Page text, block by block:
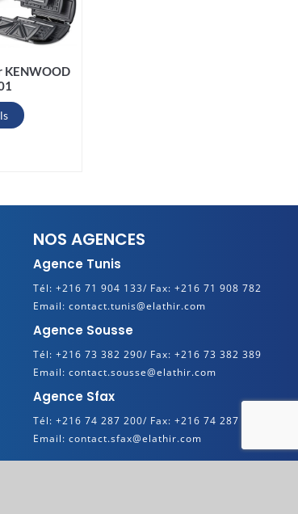
KENWOOD
NOS AGENCES
Agence Tunis
Tél: +216 71 904 133/ Fax: +216 71 908 782
Email: contact.tunis@elathir.com
Agence Sousse
Tél: +216 73 382 290/ Fax: +216 73 382 389
Email: contact.sousse@elathir.com
Agence Sfax
Tél: +216 74 287 200/ Fax: +216 74 287 280
Email: contact.sfax@elathir.com